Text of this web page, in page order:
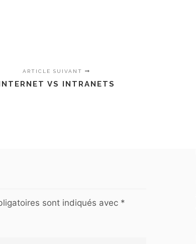
ARTICLE SUIVANT
VS INTRANETS
sont indiqués avec *